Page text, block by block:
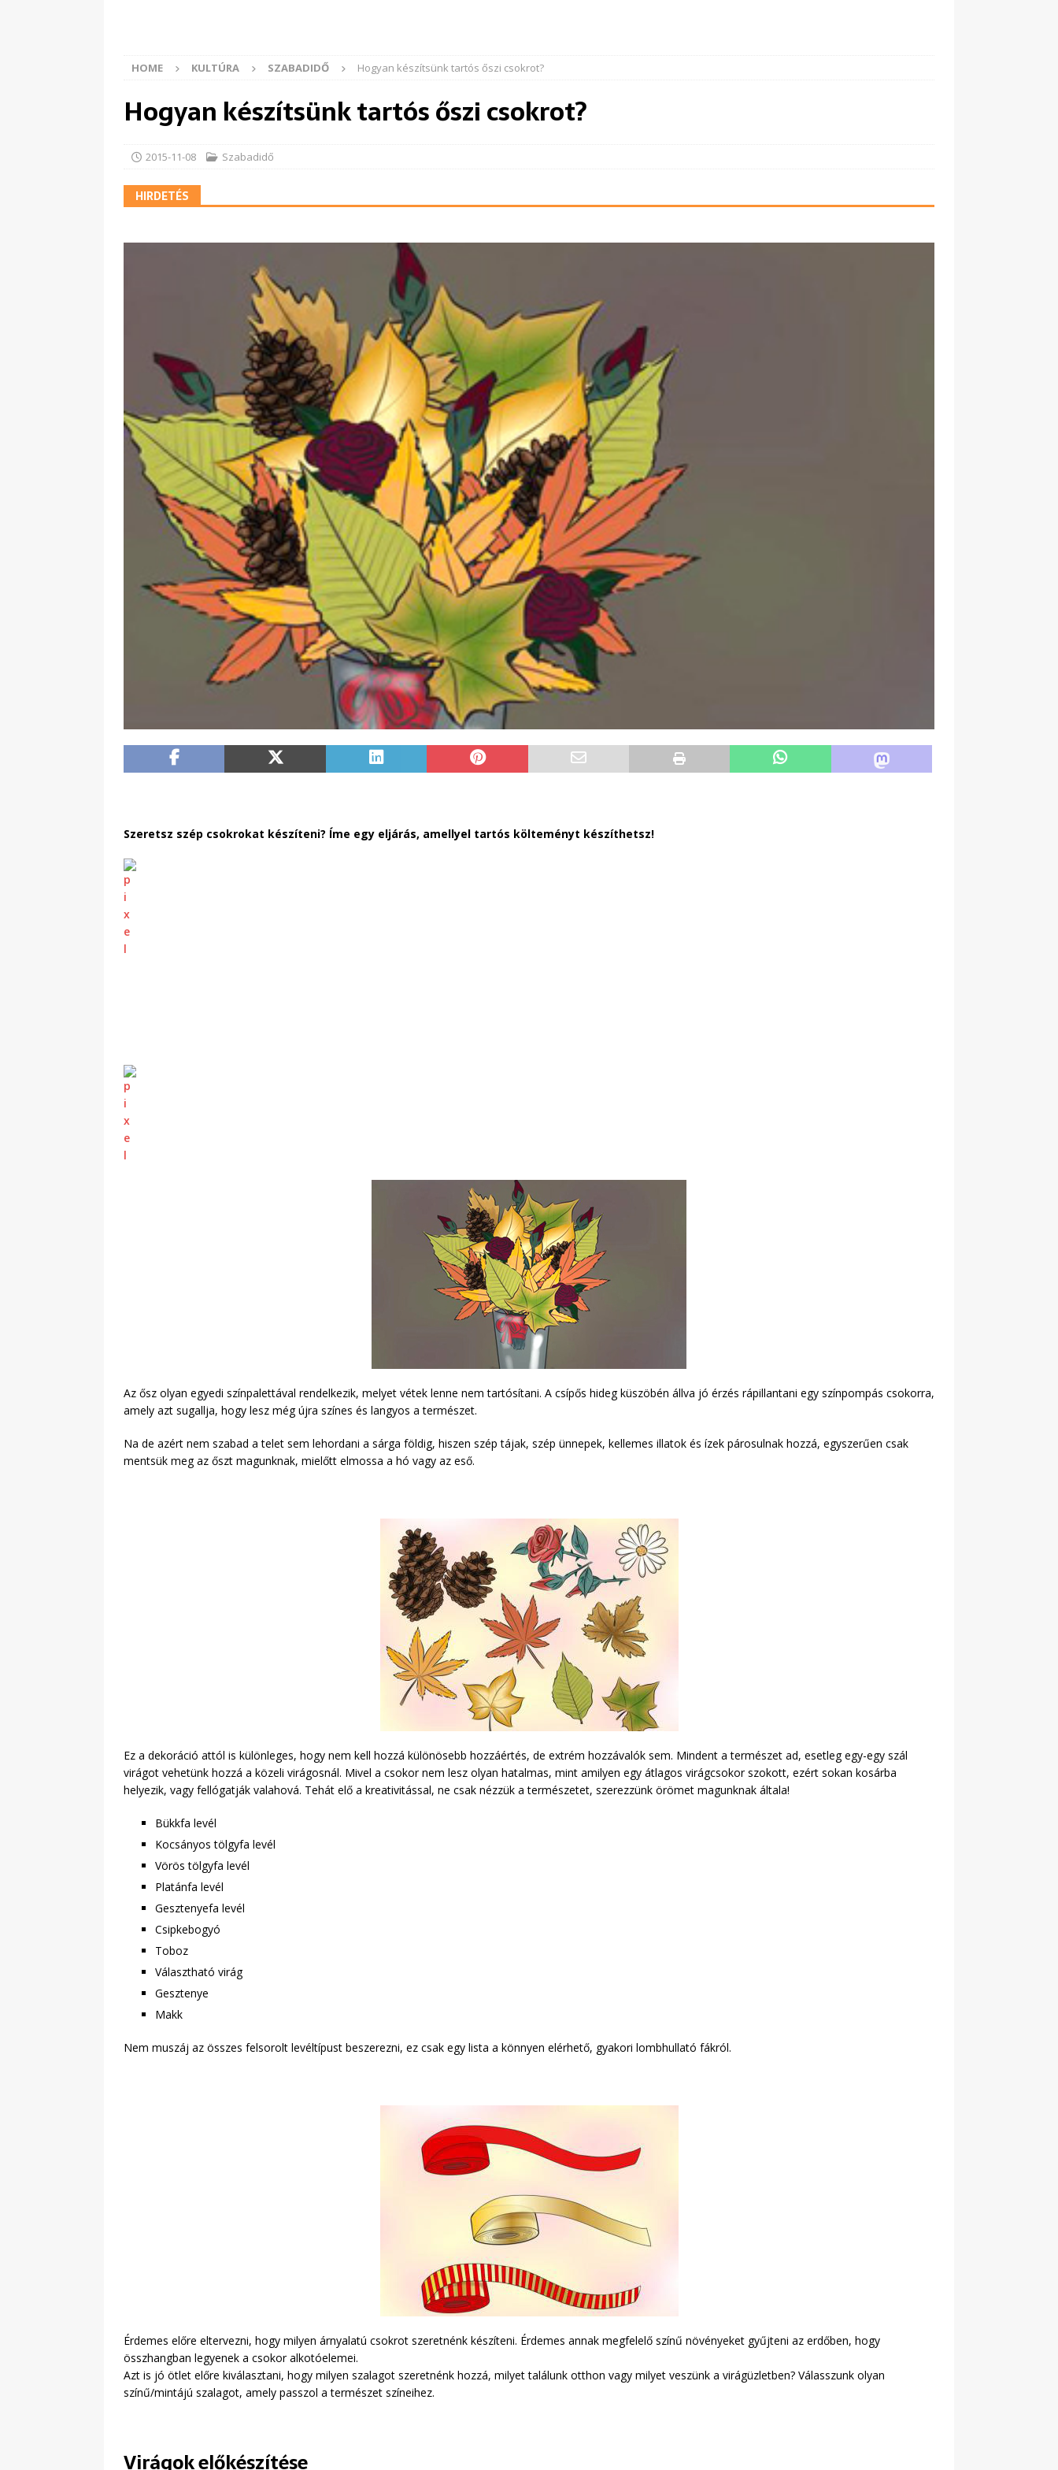
HOME KULTÚRA SZABADIDŐ Hogyan készítsünk tartós őszi csokrot?
Hogyan készítsünk tartós őszi csokrot?
2015-11-08 Szabadidő
HIRDETÉS
Szeretsz szép csokrokat készíteni? Íme egy eljárás, amellyel tartós költeményt készíthetsz!
Az ősz olyan egyedi színpalettával rendelkezik, melyet vétek lenne nem tartósítani. A csípős hideg küszöbén állva jó érzés rápillantani egy színpompás csokorra,
amely azt sugallja, hogy lesz még újra színes és langyos a természet.
Na de azért nem szabad a telet sem lehordani a sárga földig, hiszen szép tájak, szép ünnepek, kellemes illatok és ízek párosulnak hozzá, egyszerűen csak
mentsük meg az őszt magunknak, mielőtt elmossa a hó vagy az eső.
Ez a dekoráció attól is különleges, hogy nem kell hozzá különösebb hozzáértés, de extrém hozzávalók sem. Mindent a természet ad, esetleg egy-egy szál
virágot vehetünk hozzá a közeli virágosnál. Mivel a csokor nem lesz olyan hatalmas, mint amilyen egy átlagos virágcsokor szokott, ezért sokan kosárba
helyezik, vagy fellógatják valahová. Tehát elő a kreativitással, ne csak nézzük a természetet, szerezzünk örömet magunknak általa!
Bükkfa levél
Kocsányos tölgyfa levél
Vörös tölgyfa levél
Platánfa levél
Gesztenyefa levél
Csipkebogyó
Toboz
Választható virág
Gesztenye
Makk
Nem muszáj az összes felsorolt levéltípust beszerezni, ez csak egy lista a könnyen elérhető, gyakori lombhullató fákról.
Érdemes előre eltervezni, hogy milyen árnyalatú csokrot szeretnénk készíteni. Érdemes annak megfelelő színű növényeket gyűjteni az erdőben, hogy
összhangban legyenek a csokor alkotóelemei.
Azt is jó ötlet előre kiválasztani, hogy milyen szalagot szeretnénk hozzá, milyet találunk otthon vagy milyet veszünk a virágüzletben? Válasszunk olyan
színű/mintájú szalagot, amely passzol a természet színeihez.
Virágok előkészítése